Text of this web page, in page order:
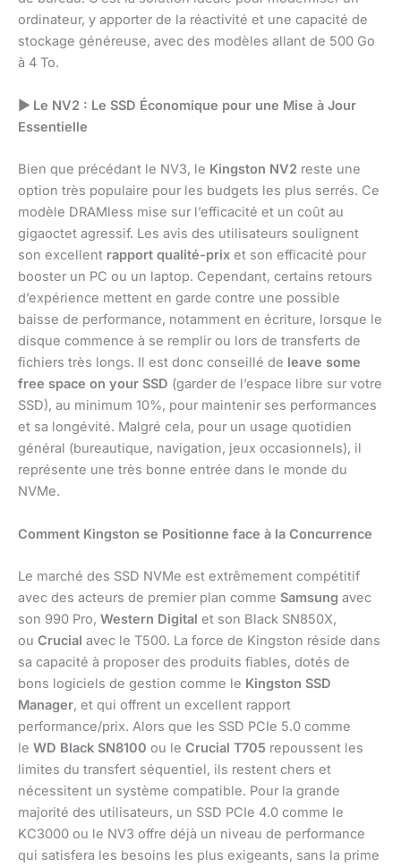
ordinateur, y apporter de la réactivité et une capacité de
stockage généreuse, avec des modèles allant de 500 Go
à 4 To.
▶ Le NV2 : Le SSD Économique pour une Mise à Jour
Essentielle
Bien que précédant le NV3, le Kingston NV2 reste une
option très populaire pour les budgets les plus serrés. Ce
modèle DRAMless mise sur l’efficacité et un coût au
gigaoctet agressif. Les avis des utilisateurs soulignent
son excellent rapport qualité-prix et son efficacité pour
booster un PC ou un laptop. Cependant, certains retours
d’expérience mettent en garde contre une possible
baisse de performance, notamment en écriture, lorsque le
disque commence à se remplir ou lors de transferts de
fichiers très longs. Il est donc conseillé de leave some
free space on your SSD (garder de l’espace libre sur votre
SSD), au minimum 10%, pour maintenir ses performances
et sa longévité. Malgré cela, pour un usage quotidien
général (bureautique, navigation, jeux occasionnels), il
représente une très bonne entrée dans le monde du
NVMe.
Comment Kingston se Positionne face à la Concurrence
Le marché des SSD NVMe est extrêmement compétitif
avec des acteurs de premier plan comme Samsung avec
son 990 Pro, Western Digital et son Black SN850X,
ou Crucial avec le T500. La force de Kingston réside dans
sa capacité à proposer des produits fiables, dotés de
bons logiciels de gestion comme le Kingston SSD
Manager, et qui offrent un excellent rapport
performance/prix. Alors que les SSD PCIe 5.0 comme
le WD Black SN8100 ou le Crucial T705 repoussent les
limites du transfert séquentiel, ils restent chers et
nécessitent un système compatible. Pour la grande
majorité des utilisateurs, un SSD PCIe 4.0 comme le
KC3000 ou le NV3 offre déjà un niveau de performance
qui satisfera les besoins les plus exigeants, sans la prime